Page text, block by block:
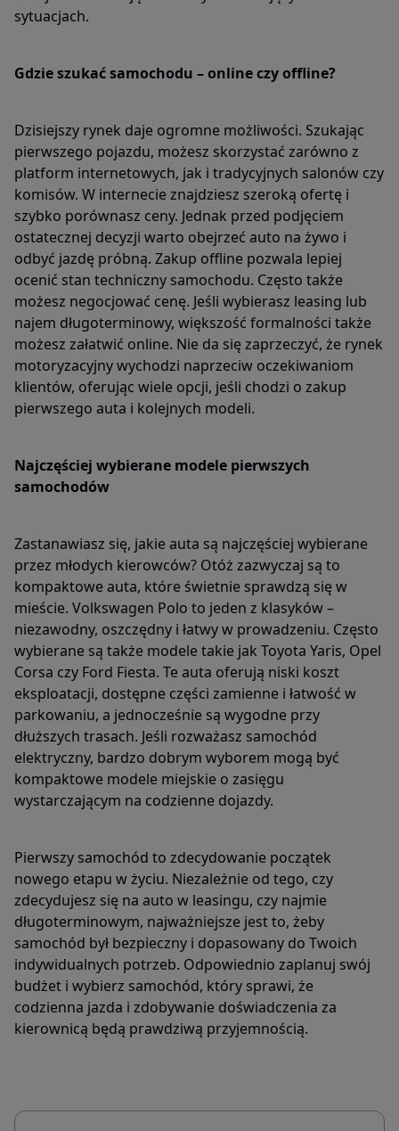
sytuacjach.
Gdzie szukać samochodu – online czy offline?
Dzisiejszy rynek daje ogromne możliwości. Szukając
pierwszego pojazdu, możesz skorzystać zarówno z
platform internetowych, jak i tradycyjnych salonów czy
komisów. W internecie znajdziesz szeroką ofertę i
szybko porównasz ceny. Jednak przed podjęciem
ostatecznej decyzji warto obejrzeć auto na żywo i
odbyć jazdę próbną. Zakup offline pozwala lepiej
ocenić stan techniczny samochodu. Często także
możesz negocjować cenę. Jeśli wybierasz leasing lub
najem długoterminowy, większość formalności także
możesz załatwić online. Nie da się zaprzeczyć, że rynek
motoryzacyjny wychodzi naprzeciw oczekiwaniom
klientów, oferując wiele opcji, jeśli chodzi o zakup
pierwszego auta i kolejnych modeli.
Najczęściej wybierane modele pierwszych
samochodów
Zastanawiasz się, jakie auta są najczęściej wybierane
przez młodych kierowców? Otóż zazwyczaj są to
kompaktowe auta, które świetnie sprawdzą się w
mieście. Volkswagen Polo to jeden z klasyków –
niezawodny, oszczędny i łatwy w prowadzeniu. Często
wybierane są także modele takie jak Toyota Yaris, Opel
Corsa czy Ford Fiesta. Te auta oferują niski koszt
eksploatacji, dostępne części zamienne i łatwość w
parkowaniu, a jednocześnie są wygodne przy
dłuższych trasach. Jeśli rozważasz samochód
elektryczny, bardzo dobrym wyborem mogą być
kompaktowe modele miejskie o zasięgu
wystarczającym na codzienne dojazdy.
Pierwszy samochód to zdecydowanie początek
nowego etapu w życiu. Niezależnie od tego, czy
zdecydujesz się na auto w leasingu, czy najmie
długoterminowym, najważniejsze jest to, żeby
samochód był bezpieczny i dopasowany do Twoich
indywidualnych potrzeb. Odpowiednio zaplanuj swój
budżet i wybierz samochód, który sprawi, że
codzienna jazda i zdobywanie doświadczenia za
kierownicą będą prawdziwą przyjemnością.